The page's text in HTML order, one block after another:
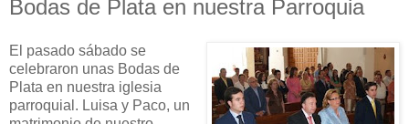
Bodas de Plata en nuestra Parroquia
El pasado sábado se
celebraron unas Bodas de
Plata en nuestra iglesia
parroquial. Luisa y Paco, un